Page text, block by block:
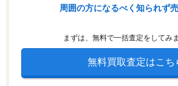
周囲の方になるべく知られず
まずは、無料で一括査定をしてみ
無料買取査定はこち